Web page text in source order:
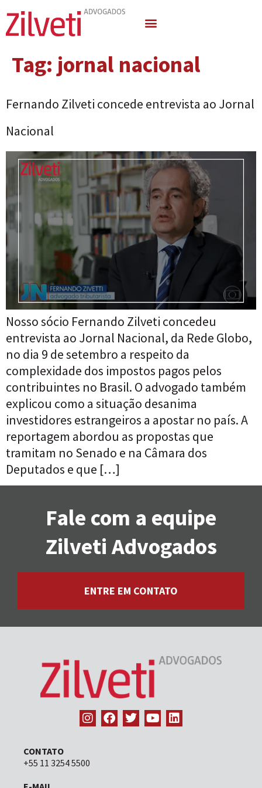
Tag: jornal nacional
Fernando Zilveti concede entrevista ao Jornal
Nacional
Nosso sócio Fernando Zilveti concedeu
entrevista ao Jornal Nacional, da Rede Globo,
no dia 9 de setembro a respeito da
complexidade dos impostos pagos pelos
contribuintes no Brasil. O advogado também
explicou como a situação desanima
investidores estrangeiros a apostar no país. A
reportagem abordou as propostas que
tramitam no Senado e na Câmara dos
Deputados e que […]
Fale com a equipe
Zilveti Advogados
ENTRE EM CONTATO
CONTATO
+55 11 3254 5500